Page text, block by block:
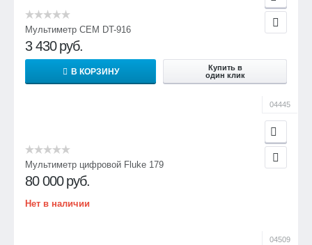
Мультиметр CEM DT-916
3 430 руб.
В КОРЗИНУ
Купить в
один клик
04445
Мультиметр цифровой Fluke 179
80 000 руб.
Нет в наличии
04509